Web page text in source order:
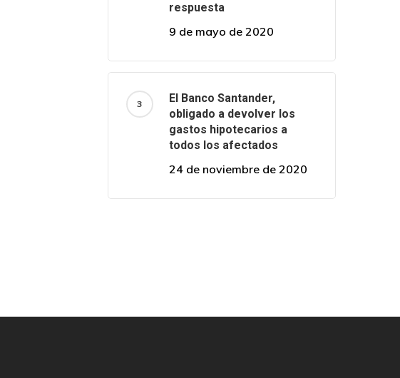
respuesta
9 de mayo de 2020
El Banco Santander,
obligado a devolver los
gastos hipotecarios a
todos los afectados
24 de noviembre de 2020